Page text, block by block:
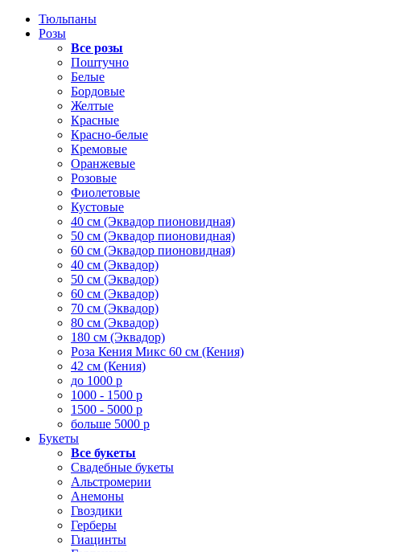
Тюльпаны
Розы
Все розы
Поштучно
Белые
Бордовые
Желтые
Красные
Красно-белые
Кремовые
Оранжевые
Розовые
Фиолетовые
Кустовые
40 см (Эквадор пионовидная)
50 см (Эквадор пионовидная)
60 см (Эквадор пионовидная)
40 см (Эквадор)
50 см (Эквадор)
60 см (Эквадор)
70 см (Эквадор)
80 см (Эквадор)
180 см (Эквадор)
Роза Кения Микс 60 см (Кения)
42 см (Кения)
до 1000 р
1000 - 1500 р
1500 - 5000 р
больше 5000 р
Букеты
Все букеты
Свадебные букеты
Альстромерии
Анемоны
Гвоздики
Герберы
Гиацинты